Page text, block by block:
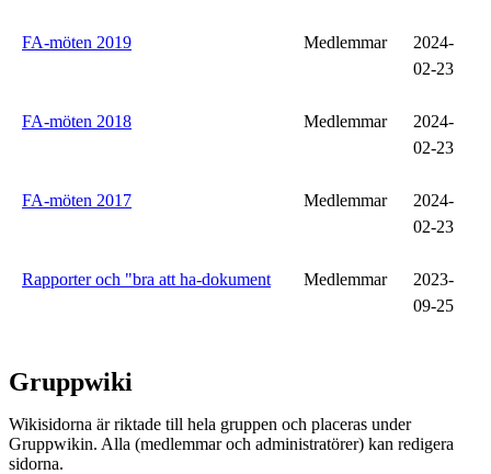
FA-möten 2019 Medlemmar
2024-
02-23
FA-möten 2018 Medlemmar
2024-
02-23
FA-möten 2017 Medlemmar
2024-
02-23
Rapporter och "bra att ha-dokument Medlemmar
2023-
09-25
Gruppwiki
Wikisidorna är riktade till hela gruppen och placeras under
Gruppwikin. Alla (medlemmar och administratörer) kan redigera
sidorna.